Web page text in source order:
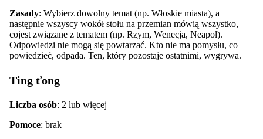
Zasady: Wybierz dowolny temat (np. Włoskie miasta), a
następnie wszyscy wokół stołu na przemian mówią wszystko,
cojest związane z tematem (np. Rzym, Wenecja, Neapol).
Odpowiedzi nie mogą się powtarzać. Kto nie ma pomysłu, co
powiedzieć, odpada. Ten, który pozostaje ostatnimi, wygrywa.
Ting ťong
Liczba osób: 2 lub więcej
Pomoce: brak